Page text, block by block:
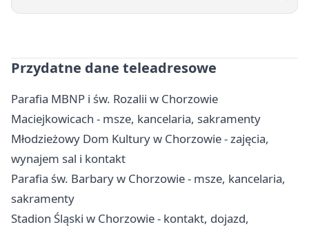
Przydatne dane teleadresowe
Parafia MBNP i św. Rozalii w Chorzowie
Maciejkowicach - msze, kancelaria, sakramenty
Młodzieżowy Dom Kultury w Chorzowie - zajęcia,
wynajem sal i kontakt
Parafia św. Barbary w Chorzowie - msze, kancelaria,
sakramenty
Stadion Śląski w Chorzowie - kontakt, dojazd,